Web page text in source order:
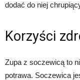
dodać do niej
Korzyści
Zupa z soczewicą to
potrawa. Soczewica